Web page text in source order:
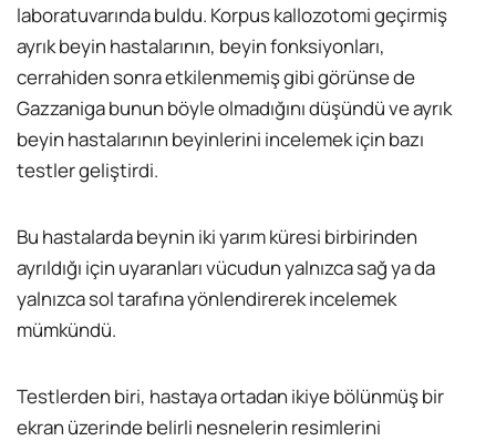
laboratuvarında buldu. Korpus kallozotomi geçirmiş
ayrık beyin hastalarının, beyin fonksiyonları,
cerrahiden sonra etkilenmemiş gibi görünse de
Gazzaniga bunun böyle olmadığını düşündü ve ayrık
beyin hastalarının beyinlerini incelemek için bazı
testler geliştirdi.
Bu hastalarda beynin iki yarım küresi birbirinden
ayrıldığı için uyaranları vücudun yalnızca sağ ya da
yalnızca sol tarafına yönlendirerek incelemek
mümkündü.
Testlerden biri, hastaya ortadan ikiye bölünmüş bir
ekran üzerinde belirli nesnelerin resimlerini